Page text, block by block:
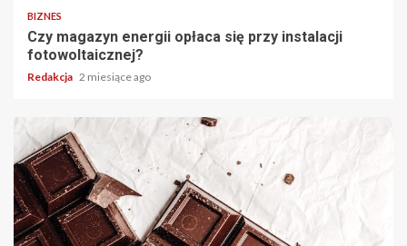
BIZNES
Czy magazyn energii opłaca się przy instalacji
fotowoltaicznej?
Redakcja 2 miesiące ago